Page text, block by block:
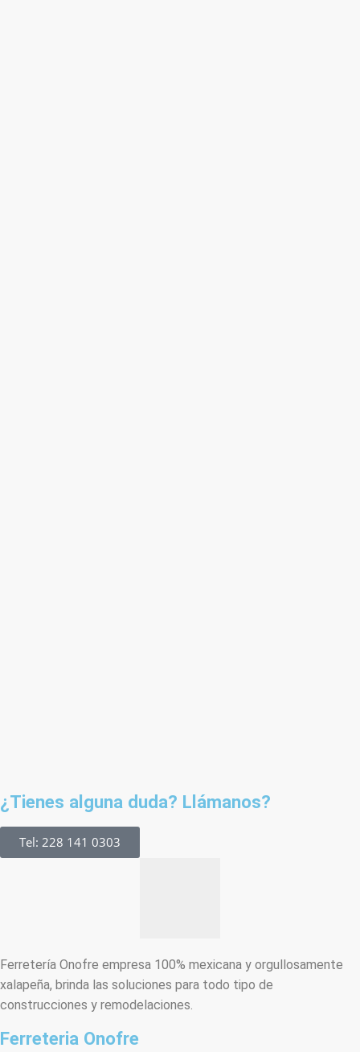
¿Tienes alguna duda? Llámanos?
Tel: 228 141 0303
Ferretería Onofre empresa 100% mexicana y orgullosamente
xalapeña, brinda las soluciones para todo tipo de
construcciones y remodelaciones.
Ferreteria Onofre